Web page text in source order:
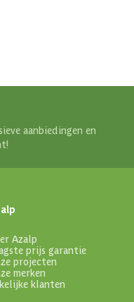
aanbiedingen en
Azalp
prijs garantie
projecten
merken
klanten